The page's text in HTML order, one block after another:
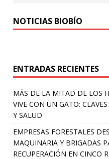
NOTICIAS BIOBÍO
ENTRADAS RECIENTES
MÁS DE LA MITAD DE LOS
VIVE CON UN GATO:
Y SALUD
EMPRESAS FORESTALES
MAQUINARIA Y BRIGADAS
RECUPERACIÓN EN CINCO